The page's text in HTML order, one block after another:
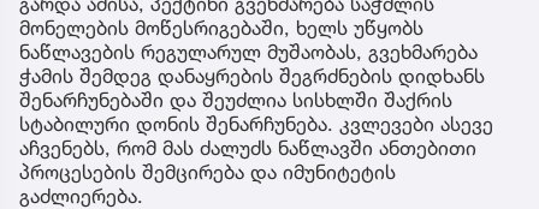
მონელების მოწესრიგებაში, ხელს უწყობს
ნაწლავების რეგულარულ მუშაობას, გვეხმარება
ჭამის შემდეგ დანაყრების შეგრძნების დიდხანს
შენარჩუნებაში და შეუძლია სისხლში შაქრის
სტაბილური დონის შენარჩუნება. კვლევები ასევე
აჩვენებს, რომ მას ძალუძს ნაწლავში ანთებითი
პროცესების შემცირება და იმუნიტეტის
გაძლიერება.